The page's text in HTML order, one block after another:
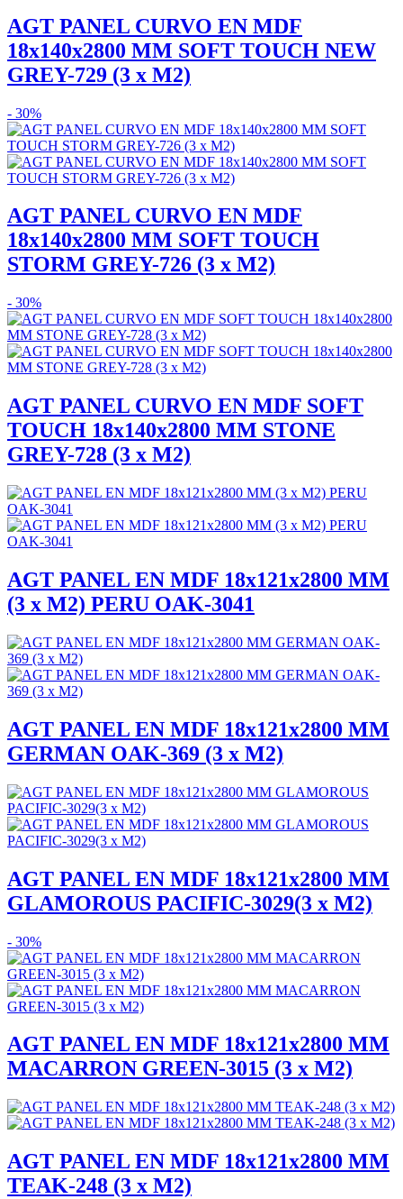
AGT PANEL CURVO EN MDF
18x140x2800 MM SOFT TOUCH NEW
GREY-729 (3 x M2)
- 30%
AGT PANEL CURVO EN MDF
18x140x2800 MM SOFT TOUCH
STORM GREY-726 (3 x M2)
- 30%
AGT PANEL CURVO EN MDF SOFT
TOUCH 18x140x2800 MM STONE
GREY-728 (3 x M2)
AGT PANEL EN MDF 18x121x2800 MM
(3 x M2) PERU OAK-3041
AGT PANEL EN MDF 18x121x2800 MM
GERMAN OAK-369 (3 x M2)
AGT PANEL EN MDF 18x121x2800 MM
GLAMOROUS PACIFIC-3029(3 x M2)
- 30%
AGT PANEL EN MDF 18x121x2800 MM
MACARRON GREEN-3015 (3 x M2)
AGT PANEL EN MDF 18x121x2800 MM
TEAK-248 (3 x M2)